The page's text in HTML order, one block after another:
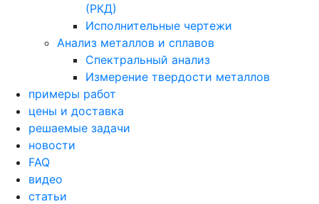
(РКД)
Исполнительные чертежи
Анализ металлов и сплавов
Спектральный анализ
Измерение твердости металлов
примеры работ
цены и доставка
решаемые задачи
новости
FAQ
видео
статьи